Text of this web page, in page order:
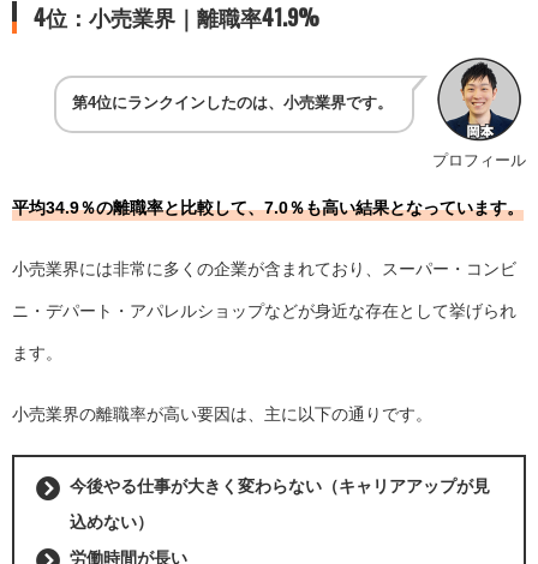
4位：小売業界｜離職率41.9%
プロフィール
第4位にランクインしたのは、小売業界です。
平均34.9％の離職率と比較して、7.0％も高い結果となっています。
小売業界には非常に多くの企業が含まれており、スーパー・コンビ
ニ・デパート・アパレルショップなどが身近な存在として挙げられ
ます。
小売業界の離職率が高い要因は、主に以下の通りです。
今後やる仕事が大きく変わらない（キャリアアップが見
込めない）
労働時間が長い